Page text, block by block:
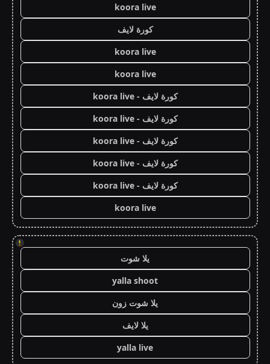
koora live
كورة لايف
koora live
koora live
كورة لايف - koora live
كورة لايف - koora live
كورة لايف - koora live
كورة لايف - koora live
كورة لايف - koora live
koora live
!
يلا شوت
yalla shoot
يلا شوت زون
يلا لايف
yalla live